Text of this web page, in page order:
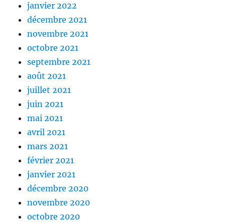
janvier 2022
décembre 2021
novembre 2021
octobre 2021
septembre 2021
août 2021
juillet 2021
juin 2021
mai 2021
avril 2021
mars 2021
février 2021
janvier 2021
décembre 2020
novembre 2020
octobre 2020